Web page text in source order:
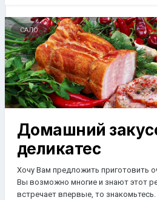
САЛО
Домашний
деликатес
Хочу Вам предложить приготовить
Вы возможно многие и знают этот
встречает впервые, то